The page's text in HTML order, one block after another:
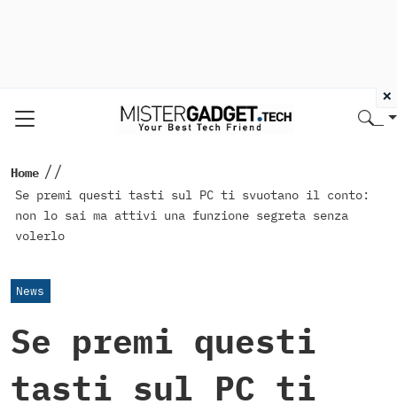
Home //
Se premi questi tasti sul PC ti svuotano il conto:
non lo sai ma attivi una funzione segreta senza
volerlo
News
Se premi questi
tasti sul PC ti
×